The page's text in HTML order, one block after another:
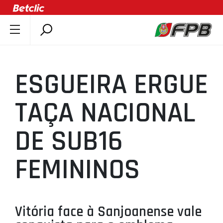
ÚLTIMAS
COMPETIÇÕES
ASSOCIAÇÕES
CLUBES
AGENTES
AGENDA
MINIBASQUETE
ESGUEIRA ERGUE
TAÇA NACIONAL
DE SUB16
FEMININOS
Vitória face à Sanjoanense vale